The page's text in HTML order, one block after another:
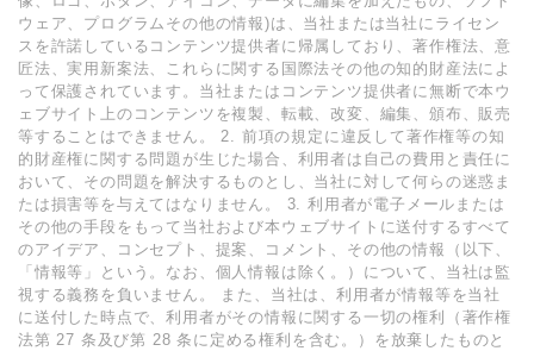
ウェア、プログラムその他の情報)は、当社または当社にライセン
スを許諾しているコンテンツ提供者に帰属しており、著作権法、意
匠法、実⽤新案法、これらに関する国際法その他の知的財産法によ
って保護されています。当社またはコンテンツ提供者に無断で本ウ
ェブサイト上のコンテンツを複製、転載、改変、編集、頒布、販売
等することはできません。 2. 前項の規定に違反して著作権等の知
的財産権に関する問題が⽣じた場合、利⽤者は⾃⼰の費⽤と責任に
おいて、その問題を解決するものとし、当社に対して何らの迷惑ま
たは損害等を与えてはなりません。 3. 利⽤者が電⼦メールまたは
その他の⼿段をもって当社および本ウェブサイトに送付するすべて
のアイデア、コンセプト、提案、コメント、その他の情報（以下、
「情報等」という。なお、個⼈情報は除く。）について、当社は監
視する義務を負いません。 また、当社は、利⽤者が情報等を当社
に送付した時点で、利⽤者がその情報に関する⼀切の権利（著作権
法第 27 条及び第 28 条に定める権利を含む。）を放棄したものと